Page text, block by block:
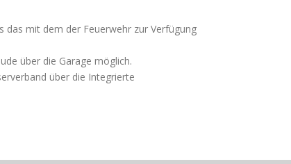
das mit dem der Feuerwehr zur Verfügung
über die Garage möglich.
über die Integrierte